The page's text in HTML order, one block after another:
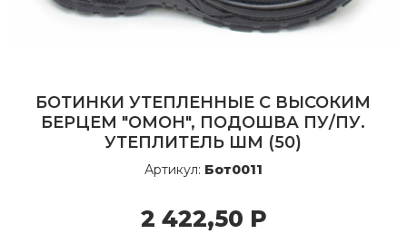
БОТИНКИ УТЕПЛЕННЫЕ С ВЫСОКИМ
БЕРЦЕМ "ОМОН", ПОДОШВА ПУ/ПУ.
УТЕПЛИТЕЛЬ ШМ (50)
Артикул: Бот0011
2 422,50 Р